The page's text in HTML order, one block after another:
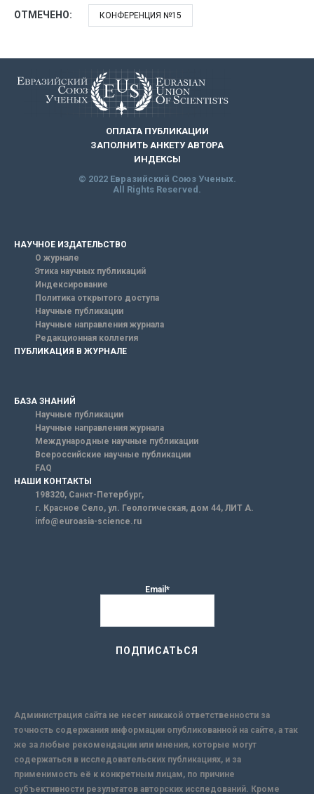
ОТМЕЧЕНО: КОНФЕРЕНЦИЯ №15
ОПЛАТА ПУБЛИКАЦИИ
ЗАПОЛНИТЬ АНКЕТУ АВТОРА
ИНДЕКСЫ
© 2022 Евразийский Союз Ученых.
All Rights Reserved.
НАУЧНОЕ ИЗДАТЕЛЬСТВО
О журнале
Этика научных публикаций
Индексирование
Политика открытого доступа
Научные публикации
Научные направления журнала
Редакционная коллегия
ПУБЛИКАЦИЯ В ЖУРНАЛЕ
БАЗА ЗНАНИЙ
Научные публикации
Научные направления журнала
Международные научные публикации
Всероссийские научные публикации
FAQ
НАШИ КОНТАКТЫ
198320, Санкт-Петербург,
г. Красное Село, ул. Геологическая, дом 44, ЛИТ А.
info@euroasia-science.ru
Email*
Администрация сайта не несет никакой ответственности за
точность содержания информации опубликованной на сайте, а так
же за любые рекомендации или мнения, которые могут
содержаться в исследовательских публикациях, и за
применимость её к конкретным лицам, по причине
субъективности результатов авторских исследований. Кроме